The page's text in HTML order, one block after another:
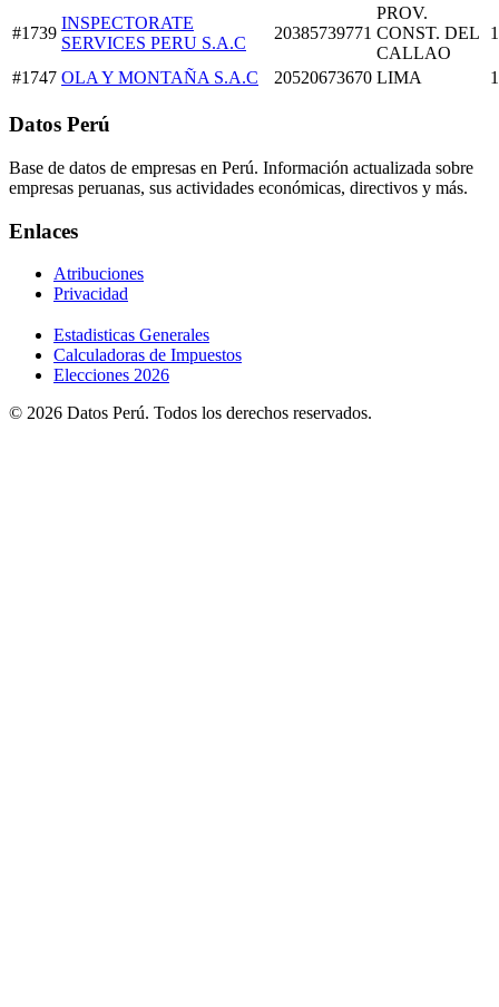
#1739
INSPECTORATE
SERVICES PERU S.A.C
20385739771
PROV.
CONST. DEL
CALLAO
#1747 OLA Y MONTAÑA S.A.C 20520673670 LIMA
Datos Perú
Base de datos de empresas en Perú. Información actualizada sobre
empresas peruanas, sus actividades económicas, directivos y más.
Enlaces
Atribuciones
Privacidad
Estadisticas Generales
Calculadoras de Impuestos
Elecciones 2026
© 2026 Datos Perú. Todos los derechos reservados.